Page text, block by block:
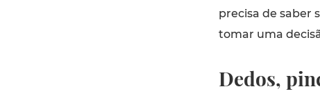
precisa de saber
tomar uma
Dedos,